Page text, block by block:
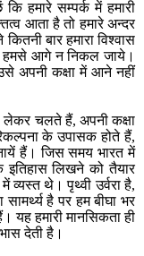
हमारे सम्पर्क में हमारी
आता है तो हमारे अन्दर
बार हमारा विश्वास
हमसे आगे न निकल जाये।
अपनी कक्षा में आने नहीं
लेकर चलते हैं, अपनी कक्षा
के उपासक होते हैं,
हैं। जिस समय भारत में
लिखने को तैयार
व्यस्त थे। पृथ्वी उर्वरा है,
है पर हम बीघा भर
हमारी मानसिकता ही
देती है।